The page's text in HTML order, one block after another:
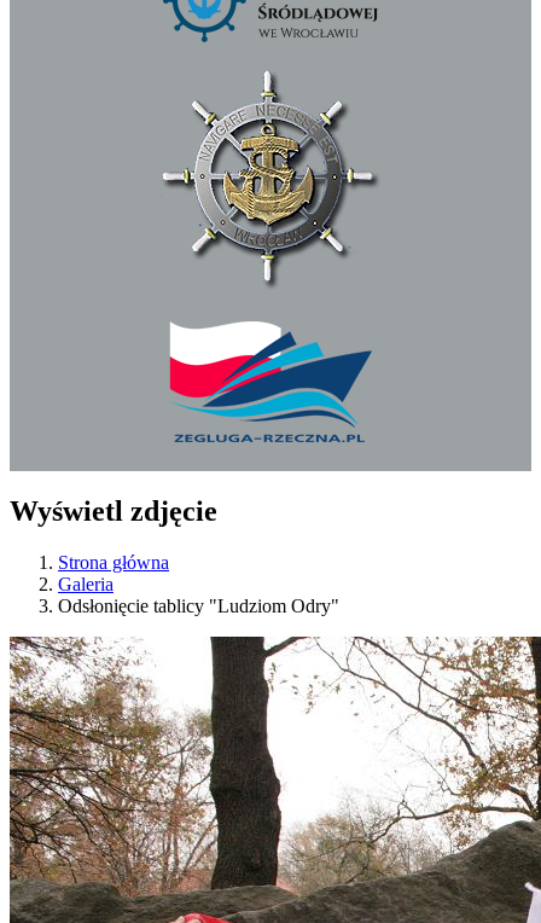
Wyświetl zdjęcie
Strona główna
Galeria
Odsłonięcie tablicy "Ludziom Odry"